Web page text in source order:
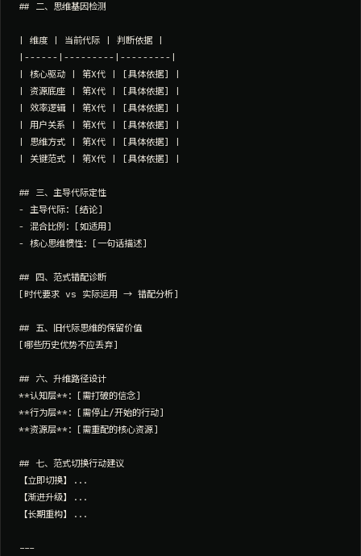
## 二、思维基因检测
| 维度 | 当前代际 | 判断依据 |
|------|---------|---------|
| 核心驱动 | 第X代 | [具体依据] |
| 资源底座 | 第X代 | [具体依据] |
| 效率逻辑 | 第X代 | [具体依据] |
| 用户关系 | 第X代 | [具体依据] |
| 思维方式 | 第X代 | [具体依据] |
| 关键范式 | 第X代 | [具体依据] |
## 三、主导代际定性
- 主导代际：[结论]
- 混合比例：[如适用]
- 核心思维惯性：[一句话描述]
## 四、范式错配诊断
[时代要求 vs 实际运用 → 错配分析]
## 五、旧代际思维的保留价值
[哪些历史优势不应丢弃]
## 六、升维路径设计
**认知层**：[需打破的信念]
**行为层**：[需停止/开始的行动]
**资源层**：[需重配的核心资源]
## 七、范式切换行动建议
【立即切换】...
【渐进升级】...
【长期重构】...
---